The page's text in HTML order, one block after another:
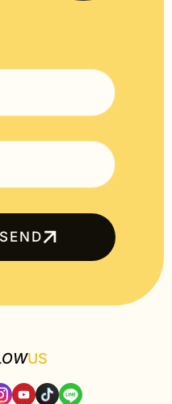
SEND
OWUS